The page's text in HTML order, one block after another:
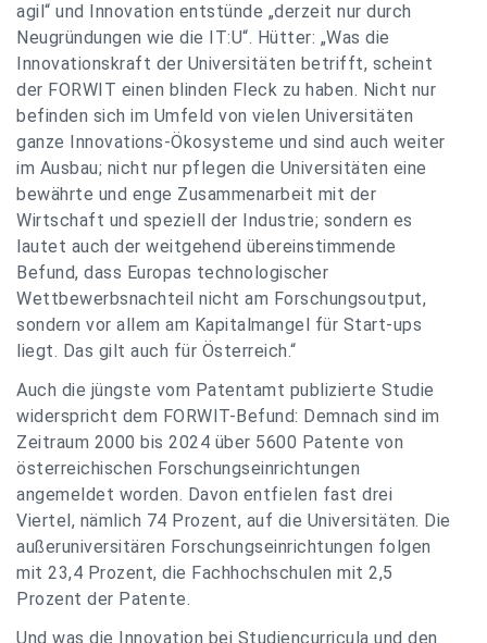
agil“ und Innovation entstünde „derzeit nur durch
Neugründungen wie die IT:U“. Hütter: „Was die
Innovationskraft der Universitäten betrifft, scheint
der FORWIT einen blinden Fleck zu haben. Nicht nur
befinden sich im Umfeld von vielen Universitäten
ganze Innovations-Ökosysteme und sind auch weiter
im Ausbau; nicht nur pflegen die Universitäten eine
bewährte und enge Zusammenarbeit mit der
Wirtschaft und speziell der Industrie; sondern es
lautet auch der weitgehend übereinstimmende
Befund, dass Europas technologischer
Wettbewerbsnachteil nicht am Forschungsoutput,
sondern vor allem am Kapitalmangel für Start-ups
liegt. Das gilt auch für Österreich.“
Auch die jüngste vom Patentamt publizierte Studie
widerspricht dem FORWIT-Befund: Demnach sind im
Zeitraum 2000 bis 2024 über 5600 Patente von
österreichischen Forschungseinrichtungen
angemeldet worden. Davon entfielen fast drei
Viertel, nämlich 74 Prozent, auf die Universitäten. Die
außeruniversitären Forschungseinrichtungen folgen
mit 23,4 Prozent, die Fachhochschulen mit 2,5
Prozent der Patente.
Und was die Innovation bei Studiencurricula und den